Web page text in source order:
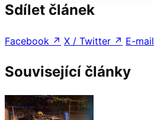
Sdílet článek
Facebook ↗ X / Twitter ↗ E-mail
Související články